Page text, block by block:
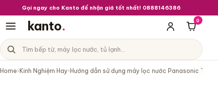
Gọi ngay cho Kanto để nhận giá tốt nhất! 0888146386
kanto.
Tìm sản phẩm
Danh mục sản phẩm
Giỏ
0
Home›Kinh Nghiệm Hay›Hướng dẫn sử dụng máy lọc nước Panasonic TK-